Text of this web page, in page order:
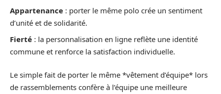
Appartenance : porter le même polo crée un sentiment
d’unité et de solidarité.
Fierté : la personnalisation en ligne reflète une identité
commune et renforce la satisfaction individuelle.
Le simple fait de porter le même *vêtement d’équipe* lors
de rassemblements confère à l’équipe une meilleure